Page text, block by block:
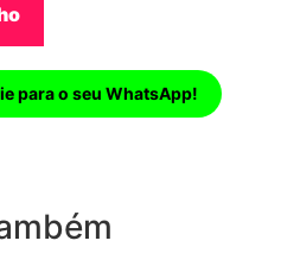
para o seu WhatsApp!